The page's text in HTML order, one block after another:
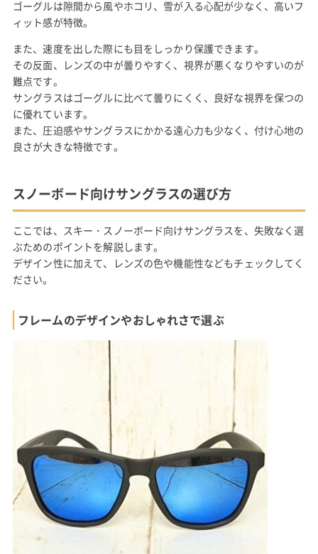
ゴーグルは隙間から風やホコリ、雪が入る心配が少なく、高いフ
ィット感が特徴。
また、速度を出した際にも目をしっかり保護できます。
その反面、レンズの中が曇りやすく、視界が悪くなりやすいのが
難点です。
サングラスはゴーグルに比べて曇りにくく、良好な視界を保つの
に優れています。
また、圧迫感やサングラスにかかる遠心力も少なく、付け心地の
良さが大きな特徴です。
スノーボード向けサングラスの選び方
ここでは、スキー・スノーボード向けサングラスを、失敗なく選
ぶためのポイントを解説します。
デザイン性に加えて、レンズの色や機能性などもチェックしてく
ださい。
フレームのデザインやおしゃれさで選ぶ